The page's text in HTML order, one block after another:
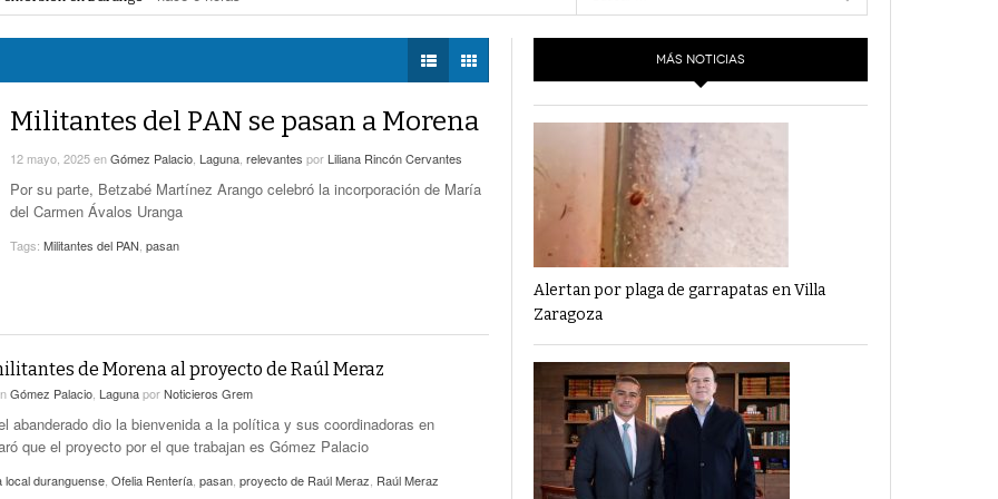
Torreón- hace 9 horas -
Lanzan Convocatoria Del Concurso De Poesía
Enriqueta Ochoa - hace 11 horas -
Laborales. ‘Hacen Ver A Patrones Como
TWEETS AND
LA MEJOR 97.1
ESTÉREO GALLITO
Financiamiento’ Por PC29
‘La Laguna: Bomba De Tiempo Por Falta De
Planeación’ Por PC29
‘Las Corrupciones, Sus Formas Y Efectos’ Por
PC29 - 7 mayo, 2021
bloquearon Mieleras- hace 6 horas -
Agua Saludable- hace 6 horas -
Justicia de Durango por presunto cohecho
Militantes del PAN se pasan a Morena
12 mayo, 2025enGómez Palacio Laguna relevantes por Liliana Rincón Cervantes
Por su parte, Betzabé Martínez Arango celebró la incorporación de María
del Carmen Ávalos Uranga
Tags: Militantes del PAN pasan
de Morena al proyecto de Raúl Meraz
Gómez Palacio LagunaporNoticieros Grem
abanderado dio la bienvenida a la política y sus coordinadoras en
que el proyecto por el que trabajan es Gómez Palacio
local duranguense Ofelia Rentería pasan proyecto de Raúl Meraz Raúl Meraz
MÁS NOTICIAS
Alertan por plaga de garrapatas en Villa
Zaragoza